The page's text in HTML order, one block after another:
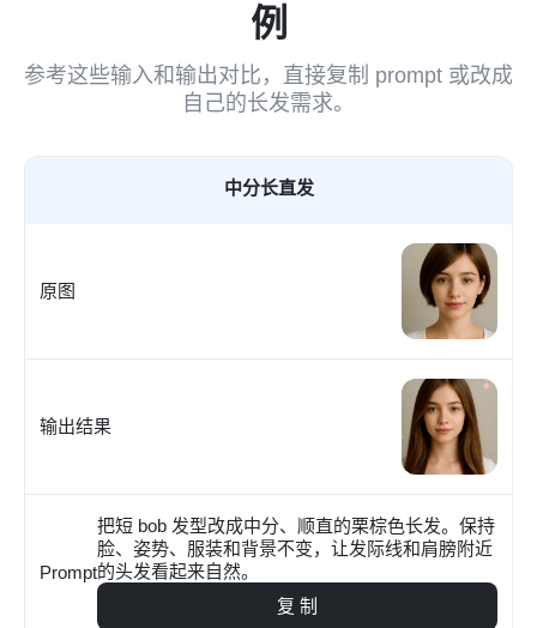
例
参考这些输入和输出对比，直接复制 prompt 或改成
自己的长发需求。
中分长直发
原图
输出结果
Prompt
把短 bob 发型改成中分、顺直的栗棕色长发。保持
脸、姿势、服装和背景不变，让发际线和肩膀附近
的头发看起来自然。
复 制